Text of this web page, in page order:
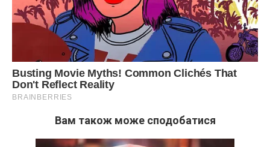
Вам також може сподобатися